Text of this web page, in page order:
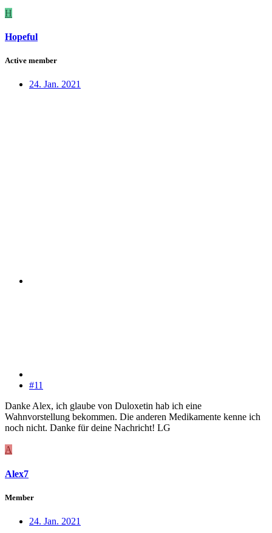
H
Hopeful
Active member
24. Jan. 2021
#11
Danke Alex, ich glaube von Duloxetin hab ich eine
Wahnvorstellung bekommen. Die anderen Medikamente kenne ich
noch nicht. Danke für deine Nachricht! LG
A
Alex7
Member
24. Jan. 2021